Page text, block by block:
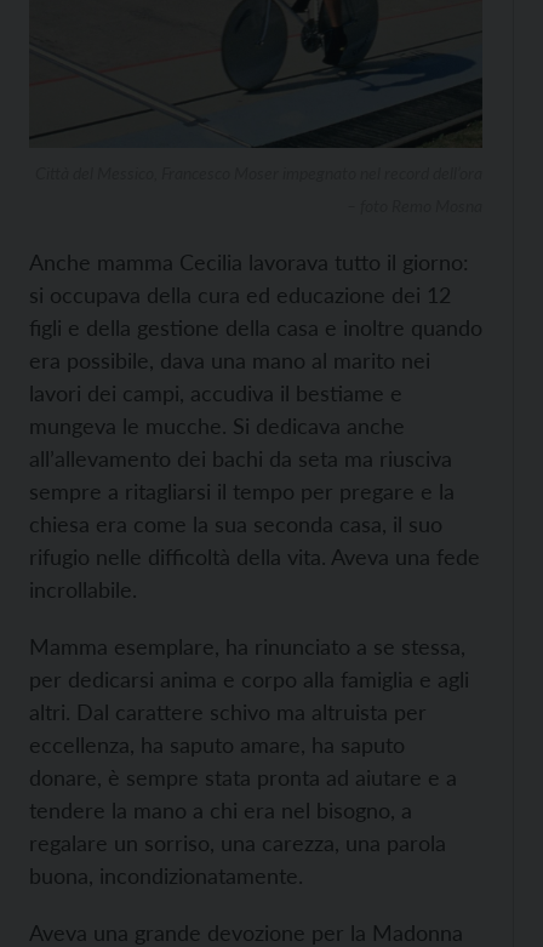
Anche mamma Cecilia lavorava tutto il giorno:
si occupava della cura ed educazione dei 12
figli e della gestione della casa e inoltre quando
era possibile, dava una mano al marito nei
lavori dei campi, accudiva il bestiame e
mungeva le mucche. Si dedicava anche
all’allevamento dei bachi da seta ma riusciva
sempre a ritagliarsi il tempo per pregare e la
chiesa era come la sua seconda casa, il suo
rifugio nelle difficoltà della vita. Aveva una fede
incrollabile.
Mamma esemplare, ha rinunciato a se stessa,
per dedicarsi anima e corpo alla famiglia e agli
altri. Dal carattere schivo ma altruista per
eccellenza, ha saputo amare, ha saputo
donare, è sempre stata pronta ad aiutare e a
tendere la mano a chi era nel bisogno, a
regalare un sorriso, una carezza, una parola
buona, incondizionatamente.
Aveva una grande devozione per la Madonna